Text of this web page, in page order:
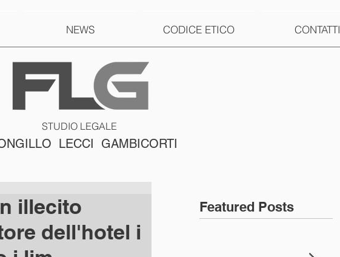
NEWS CODICE ETICO CONTATTI
STUDIO LEGALE
LECCI GAMBICORTI
illecito
dell'hotel i
Featured Posts